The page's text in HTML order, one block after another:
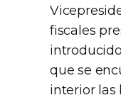
fiscales
que se
interior las